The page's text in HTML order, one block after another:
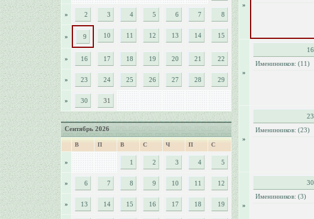
» 2 3 4 5 6 7 8
» 9 10 11 12 13 14 15
» 16 17 18 19 20 21 22
» 23 24 25 26 27 28 29
» 30 31
Сентябрь 2026
В П В С Ч П С
» 1 2 3 4 5
» 6 7 8 9 10 11 12
» 13 14 15 16 17 18 19
»
»
16
Именинников: (11)
»
23
Именинников: (23)
»
30
Именинников: (3)